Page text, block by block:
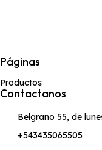
Páginas
Productos
Contactanos
Belgrano 55, de
+543435065505